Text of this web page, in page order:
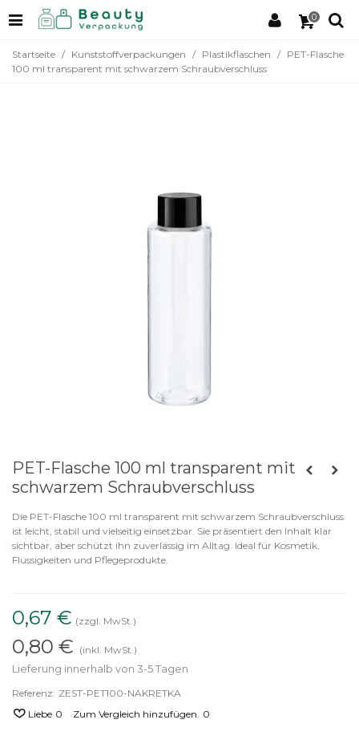
0
Startseite / Kunststoffverpackungen / Plastikflaschen / PET-Flasche
100 ml transparent mit schwarzem Schraubverschluss
PET-Flasche 100 ml transparent mit
schwarzem Schraubverschluss
Die PET-Flasche 100 ml transparent mit schwarzem Schraubverschluss
ist leicht, stabil und vielseitig einsetzbar. Sie präsentiert den Inhalt klar
sichtbar, aber schützt ihn zuverlässig im Alltag. Ideal für Kosmetik,
Flüssigkeiten und Pflegeprodukte.
0,67 € (zzgl. MwSt.)
0,80 € (inkl. MwSt.)
Lieferung innerhalb von 3-5 Tagen
Referenz: ZEST-PET100-NAKRETKA
Liebe 0 Zum Vergleich hinzufügen. 0